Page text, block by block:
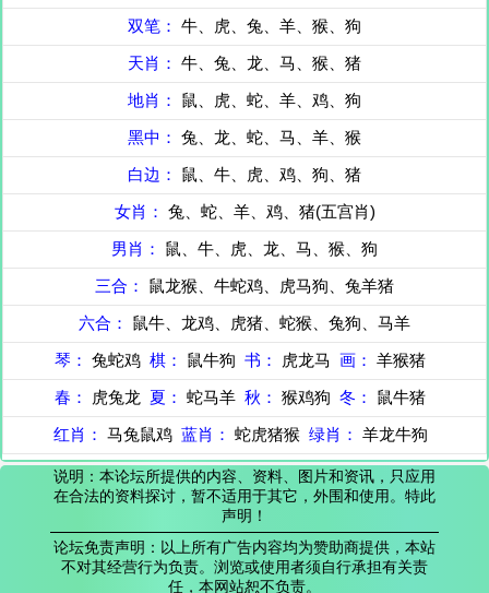
双笔： 牛、虎、兔、羊、猴、狗
天肖： 牛、兔、龙、马、猴、猪
地肖： 鼠、虎、蛇、羊、鸡、狗
黑中： 兔、龙、蛇、马、羊、猴
白边： 鼠、牛、虎、鸡、狗、猪
女肖： 兔、蛇、羊、鸡、猪(五宫肖)
男肖： 鼠、牛、虎、龙、马、猴、狗
三合： 鼠龙猴、牛蛇鸡、虎马狗、兔羊猪
六合： 鼠牛、龙鸡、虎猪、蛇猴、兔狗、马羊
琴： 兔蛇鸡 棋： 鼠牛狗 书： 虎龙马 画： 羊猴猪
春：
虎兔龙 夏： 蛇马羊 秋： 猴鸡狗 冬： 鼠牛猪
红肖： 马兔鼠鸡 蓝肖： 蛇虎猪猴 绿肖： 羊龙牛狗
说明：本论坛所提供的内容、资料、图片和资讯，只应用
在合法的资料探讨，暂不适用于其它，外围和使用。特此
声明！
论坛免责声明：以上所有广告内容均为赞助商提供，本站
不对其经营行为负责。浏览或使用者须自行承担有关责
任，本网站恕不负责。